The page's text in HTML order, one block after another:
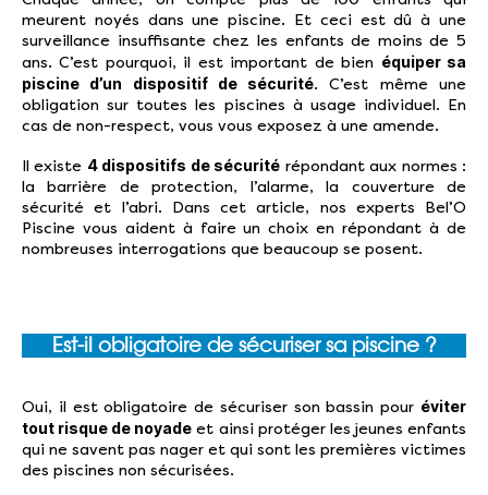
meurent noyés dans une piscine. Et ceci est dû à une
surveillance insuffisante chez les enfants de moins de 5
ans. C’est pourquoi, il est important de bien équiper sa
piscine d’un dispositif de sécurité. C’est même une
obligation sur toutes les piscines à usage individuel. En
cas de non-respect, vous vous exposez à une amende.
Il existe 4 dispositifs de sécurité répondant aux normes :
la barrière de protection, l’alarme, la couverture de
sécurité et l’abri. Dans cet article, nos experts Bel’O
Piscine vous aident à faire un choix en répondant à de
nombreuses interrogations que beaucoup se posent.
Est-il obligatoire de sécuriser sa piscine ?
Oui, il est obligatoire de sécuriser son bassin pour éviter
tout risque de noyade et ainsi protéger les jeunes enfants
qui ne savent pas nager et qui sont les premières victimes
des piscines non sécurisées.